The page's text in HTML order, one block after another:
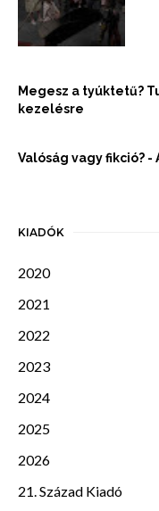
Megesz a tyúktetű?
kezelésre
Valóság vagy fikció? -
KIADÓK
2020
2021
2022
2023
2024
2025
2026
21. Század Kiadó